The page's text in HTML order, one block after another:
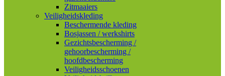
Zitmaaiers
Veiligheidskleding
Beschermende kleding
Bosjassen / werkshirts
Gezichtsbescherming /
gehoorbescherming /
hoofdbescherming
Veiligheidsschoenen